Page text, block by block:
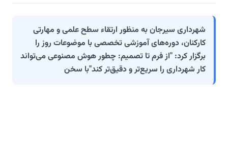
شهرداری سیرجان به منظور ارتقاء سطح علمی و مهارتی
کارکنان، دوره‌های آموزشی تخصصی با موضوعات روز را
برگزار کرد: "از فرم تا تصمیم: چطور هوش مصنوعی می‌تواند
کار شهرداری را سریع‌تر و دقیق‌تر کند"با سخن